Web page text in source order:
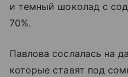
и темный шоколад с
70%.
Павлова сослалась на
которые ставят под